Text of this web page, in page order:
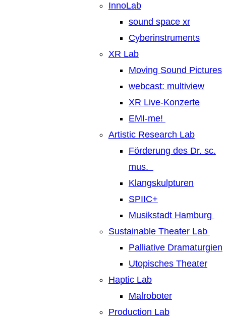
InnoLab
sound space xr
Cyberinstruments
XR Lab
Moving Sound Pictures
webcast: multiview
XR Live-Konzerte
EMI-me!
Artistic Research Lab
Förderung des Dr. sc.
mus.
Klangskulpturen
SPIIC+
Musikstadt Hamburg
Sustainable Theater Lab
Palliative Dramaturgien
Utopisches Theater
Haptic Lab
Malroboter
Production Lab